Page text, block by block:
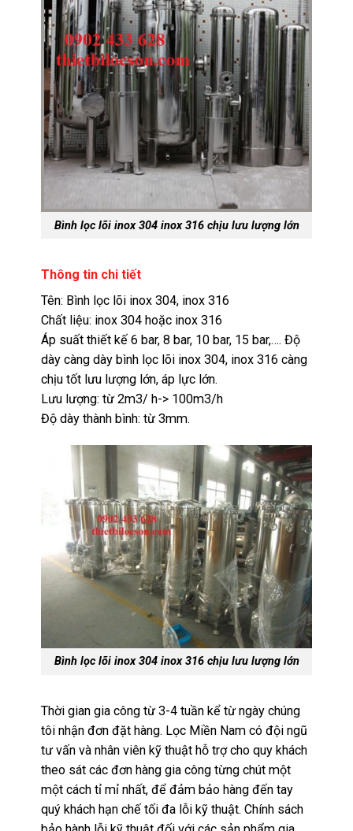
Bình lọc lõi inox 304 inox 316 chịu lưu lượng lớn
Thông tin chi tiết
Tên: Bình lọc lõi inox 304, inox 316
Chất liệu: inox 304 hoặc inox 316
Áp suất thiết kế 6 bar, 8 bar, 10 bar, 15 bar,…. Độ
dày càng dày bình lọc lõi inox 304, inox 316 càng
chịu tốt lưu lượng lớn, áp lực lớn.
Lưu lượng: từ 2m3/ h-> 100m3/h
Độ dày thành bình: từ 3mm.
Bình lọc lõi inox 304 inox 316 chịu lưu lượng lớn
Thời gian gia công từ 3-4 tuần kể từ ngày chúng
tôi nhận đơn đặt hàng. Lọc Miền Nam có đội ngũ
tư vấn và nhân viên kỹ thuật hỗ trợ cho quy khách
theo sát các đơn hàng gia công từng chút một
một cách tỉ mỉ nhất, để đảm bảo hàng đến tay
quý khách hạn chế tối đa lỗi kỹ thuật. Chính sách